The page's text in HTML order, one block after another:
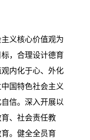
义核心价值观为
，合理设计德育
内化于心、外化
国特色社会主义
信。深入开展以
、社会责任教
。健全全员育